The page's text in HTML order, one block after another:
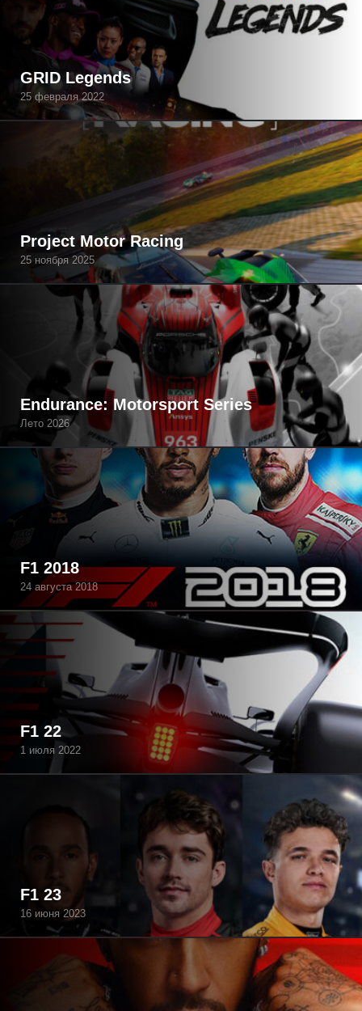
GRID Legends
25 февраля 2022
Project Motor Racing
25 ноября 2025
Endurance: Motorsport Series
Лето 2026
F1 2018
24 августа 2018
F1 22
1 июля 2022
F1 23
16 июня 2023